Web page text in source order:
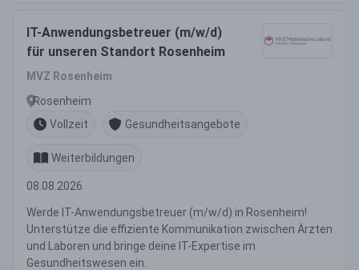
IT-Anwendungsbetreuer (m/w/d)
für unseren Standort Rosenheim
MVZ Rosenheim
Rosenheim
Vollzeit
Gesundheitsangebote
Weiterbildungen
08.08.2026
Werde IT-Anwendungsbetreuer (m/w/d) in Rosenheim!
Unterstütze die effiziente Kommunikation zwischen Ärzten
und Laboren und bringe deine IT-Expertise im
Gesundheitswesen ein.